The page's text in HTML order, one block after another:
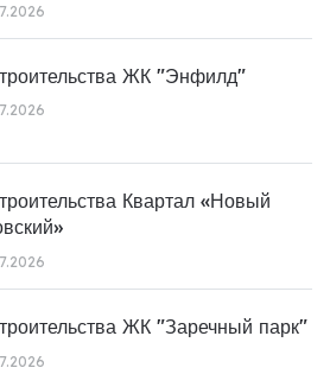
ЖК "Энфилд"
Квартал «Новый
ЖК "Заречный парк"